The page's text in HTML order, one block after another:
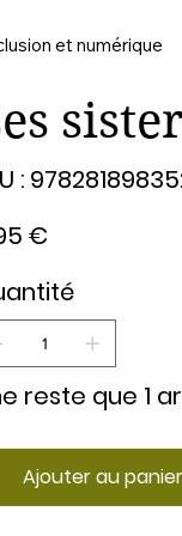
et numérique
: 9782818983522
€
reste que 1
Ajouter au panier